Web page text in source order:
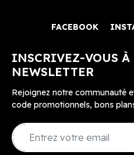
FACEBOOK
INSCRIVEZ-VOUS À
NEWSLETTER
Rejoignez notre communauté
code promotionnels, bons